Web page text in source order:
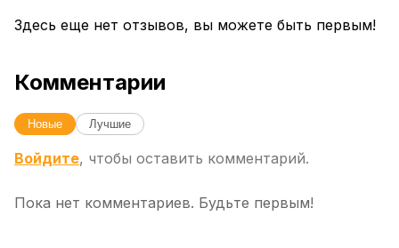
Здесь еще нет отзывов, вы можете быть первым!
Комментарии
Новые Лучшие
Войдите, чтобы оставить комментарий.
Пока нет комментариев. Будьте первым!